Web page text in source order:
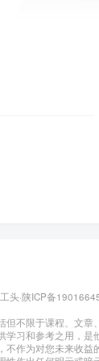
工头·陕ICP备
不限于课程、文章
学习和参考之用，是
不作为对您未来收益